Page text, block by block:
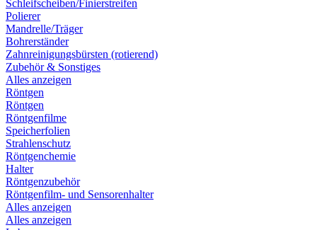
Schleifscheiben/Finierstreifen
Polierer
Mandrelle/Träger
Bohrerständer
Zahnreinigungsbürsten (rotierend)
Zubehör & Sonstiges
Alles anzeigen
Röntgen
Röntgen
Röntgenfilme
Speicherfolien
Strahlenschutz
Röntgenchemie
Halter
Röntgenzubehör
Röntgenfilm- und Sensorenhalter
Alles anzeigen
Alles anzeigen